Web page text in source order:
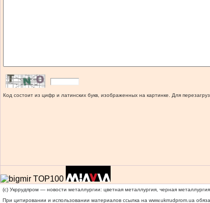
Код состоит из цифр и латинских букв, изображенных на картинке. Для
(c) Укррудпром — новости металлургии: цветная металлургия, черная
При цитировании и использовании материалов ссылка на www.ukrrudprom.ua